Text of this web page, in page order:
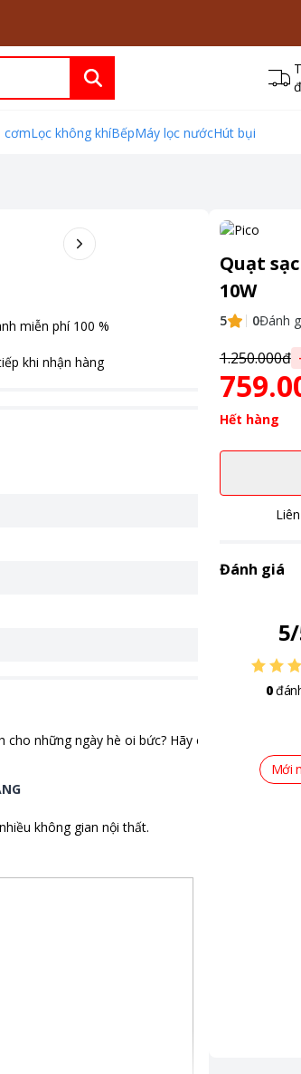
cơmLọc không khíBếpMáy lọc nướcHút bụi
miễn phí 100 %
khi nhận hàng
những ngày hè oi bức? Hãy cùng khám phá
không gian nội thất.
Quạt sạc
10W
5 0Đánh
1.250.000đ
Hết hàng
Đánh giá
5/
0
Mới